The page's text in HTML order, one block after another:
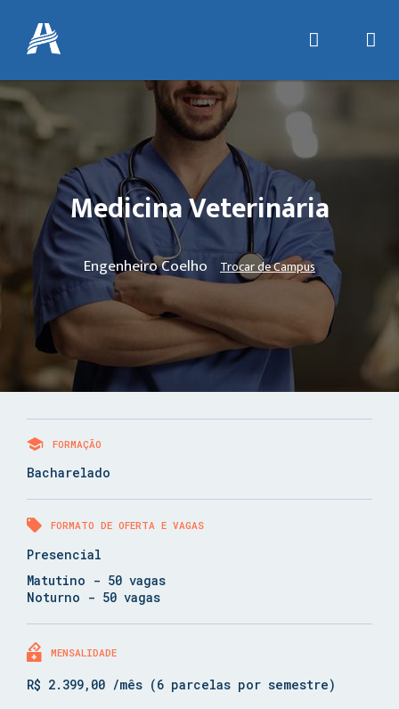
Medicina Veterinária
Engenheiro Coelho Trocar de Campus
FORMAÇÃO
Bacharelado
FORMATO DE OFERTA E VAGAS
Presencial
Matutino - 50 vagas
Noturno - 50 vagas
MENSALIDADE
R$ 2.399,00 /mês (6 parcelas por semestre)